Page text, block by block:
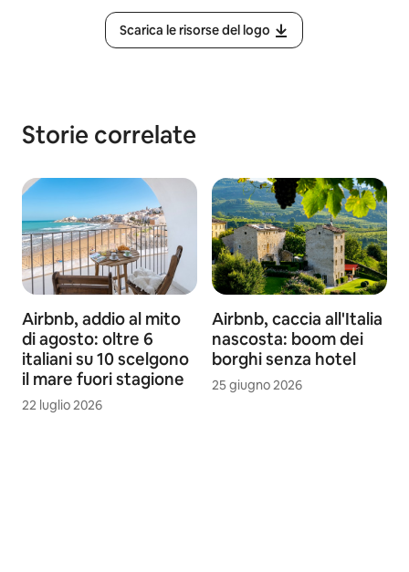
Scarica le risorse del logo
Storie correlate
Airbnb, addio al mito
di agosto: oltre 6
italiani su 10 scelgono
il mare fuori stagione
22 luglio 2026
Airbnb, caccia all'Italia
nascosta: boom dei
borghi senza hotel
25 giugno 2026